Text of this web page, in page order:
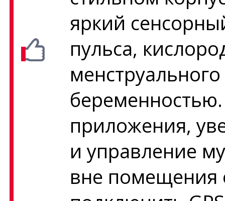
яркий
пульса,
приложения,
и управление
вне помещения